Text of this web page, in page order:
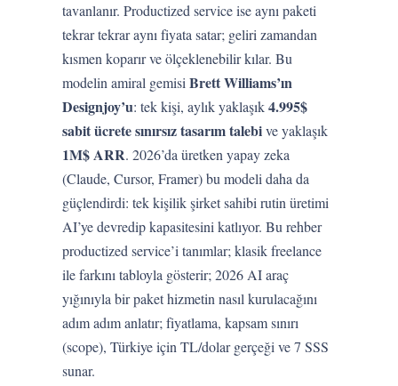
tavanlanır. Productized service ise aynı paketi
tekrar tekrar aynı fiyata satar; geliri zamandan
kısmen koparır ve ölçeklenebilir kılar. Bu
modelin amiral gemisiBrett Williams’ın
Designjoy’u: tek kişi, aylık yaklaşık4.995$
sabit ücrete sınırsız tasarım talebive yaklaşık
1M$ ARR. 2026’da üretken yapay zeka
(Claude, Cursor, Framer) bu modeli daha da
güçlendirdi: tek kişilik şirket sahibi rutin üretimi
AI’ye devredip kapasitesini katlıyor. Bu rehber
productized service’i tanımlar; klasik freelance
ile farkını tabloyla gösterir; 2026 AI araç
yığınıyla bir paket hizmetin nasıl kurulacağını
adım adım anlatır; fiyatlama, kapsam sınırı
(scope), Türkiye için TL/dolar gerçeği ve 7 SSS
sunar.